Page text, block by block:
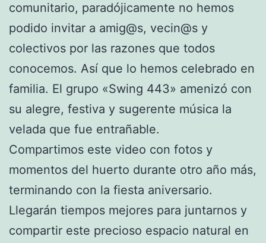
comunitario, paradójicamente no hemos
podido invitar a amig@s, vecin@s y
colectivos por las razones que todos
conocemos. Así que lo hemos celebrado en
familia. El grupo «Swing 443» amenizó con
su alegre, festiva y sugerente música la
velada que fue entrañable.
Compartimos este video con fotos y
momentos del huerto durante otro año más,
terminando con la fiesta aniversario.
Llegarán tiempos mejores para juntarnos y
compartir este precioso espacio natural en